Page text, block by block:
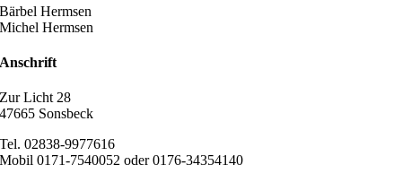
Bärbel Hermsen
Michel Hermsen
Anschrift
Zur Licht 28
47665 Sonsbeck
Tel. 02838-9977616
Mobil 0171-7540052 oder 0176-34354140